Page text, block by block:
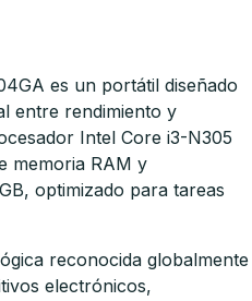
es un portátil diseñado
entre rendimiento y
Intel Core i3-N305
memoria RAM y
optimizado para tareas
reconocida globalmente
electrónicos,